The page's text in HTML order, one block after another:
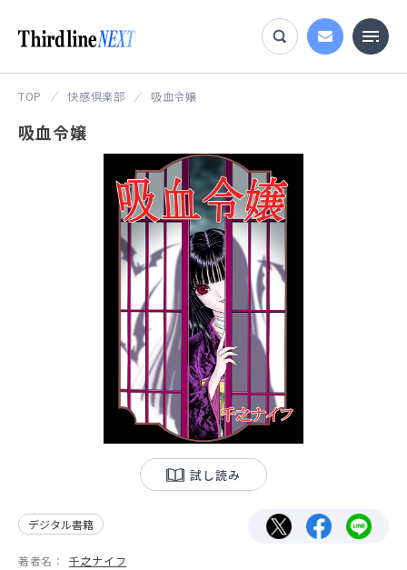
TOP 快感倶楽部 吸血令嬢
吸血令嬢
試し読み
デジタル書籍
著者名：
千之ナイフ